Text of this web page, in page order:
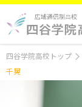
四谷学院高校トップ
千晃